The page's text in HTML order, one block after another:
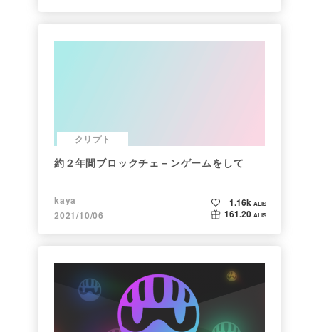
クリプト
約２年間ブロックチェ－ンゲームをして
kaya
2021/10/06
1.16k ALIS
161.20 ALIS